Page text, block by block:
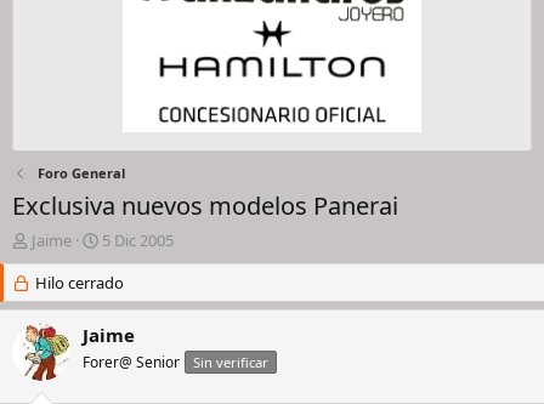
Foro General
Exclusiva nuevos modelos Panerai
I
n
c
i
a
d
o
Jaime
F
e
c
h
a
d
e
5 Dic 2005
Hilo cerrado
Jaime
Forer@ Senior Sin verificar